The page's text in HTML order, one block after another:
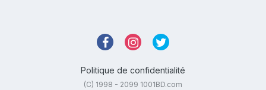
Politique de confidentialité
(C) 1998 - 2099 1001BD.com